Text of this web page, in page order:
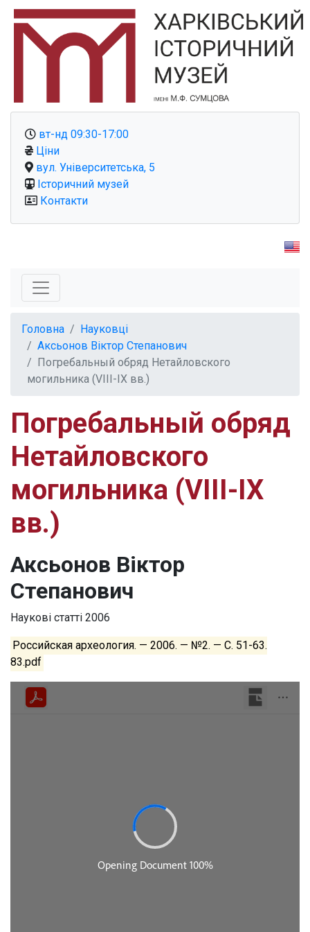
вт-нд 09:30-17:00
Ціни
вул. Університетська, 5
Історичний музей
Контакти
Головна
Науковці
Аксьонов Віктор Степанович
Погребальный обряд Нетайловского
могильника (VIII-IX вв.)
Погребальный обряд
Нетайловского
могильника (VIII-IX
вв.)
Аксьонов Віктор
Степанович
Наукові статті 2006
Российская археология. — 2006. — №2. — С. 51-63.
83.pdf